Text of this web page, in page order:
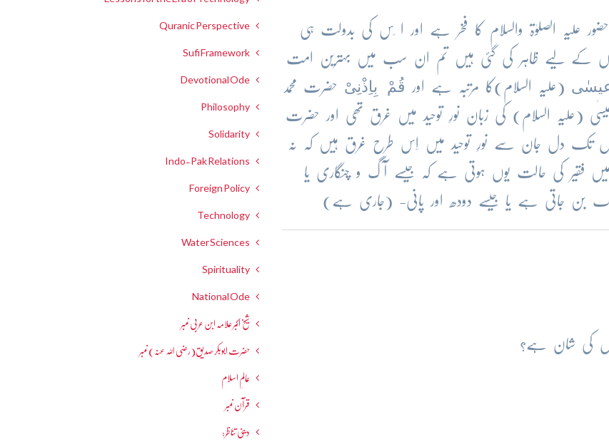
علیہ الصلوٰۃ والسلام کا فخر ہے اور ا ِس کی بدولت ہی
لوگوں کے لیے ظاہر کی گئی ہیں تم ان سب میں بہترین امت
(علیہ السلام)کا مرتبہ ہے اور قُمْ بِاِذْنِیْ حضرت محمد
السلام) کی زبان نورِ توحید میں غرق تھی اور حضرت
تک دل جان سے نورِ توحید میں اِس طرح غرق ہیں کہ نہ
فقیر کی حالت یوں ہوتی ہے کہ جیسے آگ و چنگاری یا
بن جاتی ہے یا جیسے دودھ اور پانی- (جاری ہے)
کی شان ہے؟
Quranic Perspective
Sufi Framework
Devotional Ode
Philosophy
Solidarity
Indo-Pak Relations
Foreign Policy
Technology
Water Sciences
Spirituality
National Ode
شیخ اکبر علامہ ابن عربی نمبر
حضرت ابوبکر صدیق(رضی اللہ عنہ) نمبر
عالمِ اسلام
قرآن نمبر
دینی تناظر: